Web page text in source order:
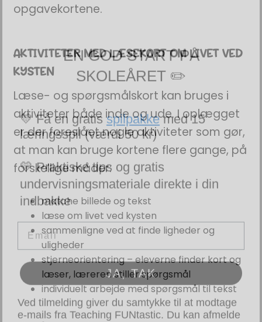
opgavekortene.
AKTIVITETER MED LÆSEKORT OM LIVET VED
KYSTEN
Læse- og spørgsmålskort kan bruges i
aktiviteter både inde og ude. I oplægget
er der foreslået nogle aktiviteter som gør,
at man kan bruge kortene flere gange, på
forskellige måder:
matche billede og tekst
læse om livet ved kysten
sammenligne ved at finde ligheder og
uligheder
stjerneorientering – eleverne finder kort og
læser, læreren stiller spørgsmål
individuelt arbejde med spørgsmål til tekst
SKOLEÅRET ✏️
💛 Få en gratisspilpakke med 15
læringsspil (værdi 50 kr)
💛 Praktiske tips og gratis
undervisningsmateriale direkte i din
indbakke
Email
JA, TAK
Ved tilmelding giver du samtykke til at modtage
e-mails fra Teaching FUNtastic. Du kan afmelde
dig når som helst.